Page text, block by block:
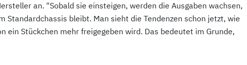
an. "Sobald sie einsteigen, werden die Ausgaben wachsen,
Standardchassis bleibt. Man sieht die Tendenzen schon jetzt, wie
ein Stückchen mehr freigegeben wird. Das bedeutet im Grunde,